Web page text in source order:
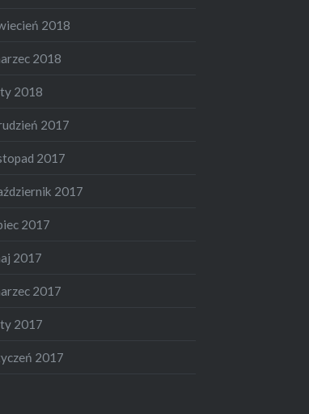
2018
2018
2018
2017
2017
2017
2017
2017
2017
2017
2017